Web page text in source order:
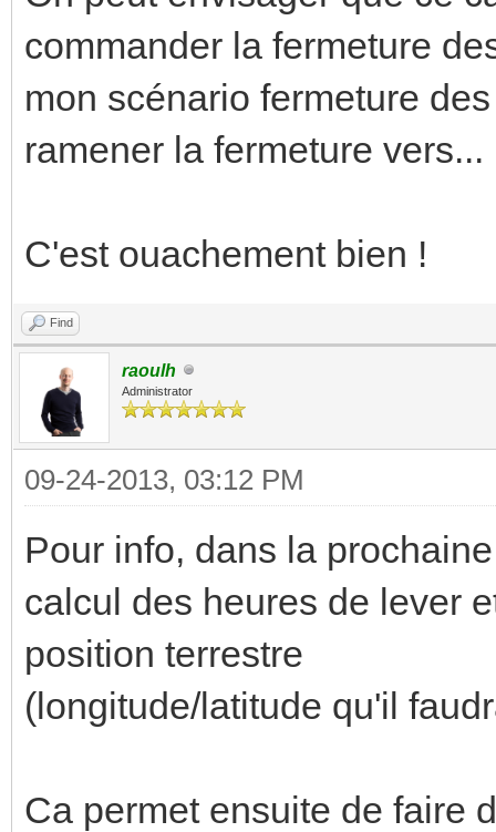
commander la fermeture
mon scénario fermeture
ramener la fermeture
C'est ouachement bien !
Find
raoulh
Administrator
09-24-2013, 03:12 PM
Pour info, dans la
calcul des heures de lever
position terrestre
(longitude/latitude qu'il
Ca permet ensuite de faire